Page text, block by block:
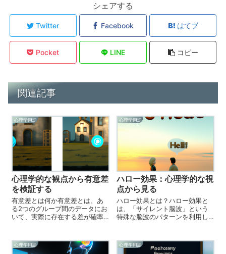
シェアする
Twitter Facebook はてブ
Pocket LINE コピー
関連記事
心理学用語
心理学的な観点から有意差
を検証する
有意差とは何か有意差とは、あ
る2つのグループ間のデータにお
いて、実際に存在する差が確率
ループ間のデータが有意差を持
つということは、それらのデー
心理学用語
ハロー効果：心理学的な視
点から見る
ハロー効果とは？ハロー効果と
は、「サイレント脳波」という
特殊な脳波のパターンを利用し
レント脳波とは、非常に深い状
態にあるときに出現する、脳波
心理学用語 心理学用語